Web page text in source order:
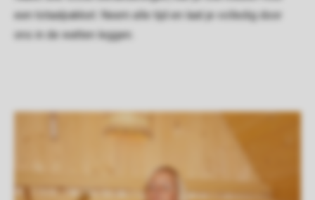
een totaalpakket. Neem alle tijd en laat je volledig door
ons in de watten leggen.